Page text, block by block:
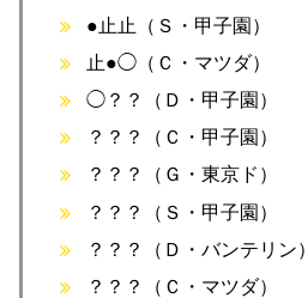
●止止（Ｓ・甲子園）
止●◯（Ｃ・マツダ）
◯？？（Ｄ・甲子園）
？？？（Ｃ・甲子園）
？？？（Ｇ・東京ド）
？？？（Ｓ・甲子園）
？？？（Ｄ・バンテリン）
？？？（Ｃ・マツダ）